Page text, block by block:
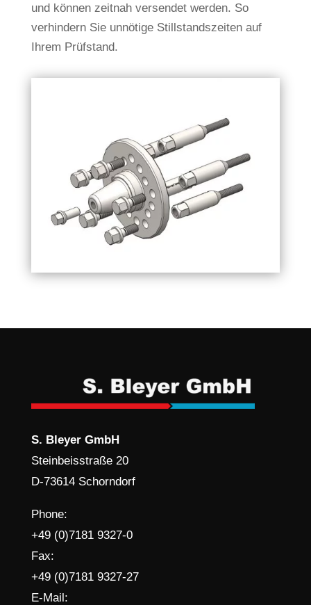
und können zeitnah versendet werden. So
verhindern Sie unnötige Stillstandszeiten auf
Ihrem Prüfstand.
S. Bleyer GmbH
Steinbeisstraße 20
D-73614 Schorndorf
Phone:
+49 (0)7181 9327-0
Fax:
+49 (0)7181 9327-27
E-Mail: